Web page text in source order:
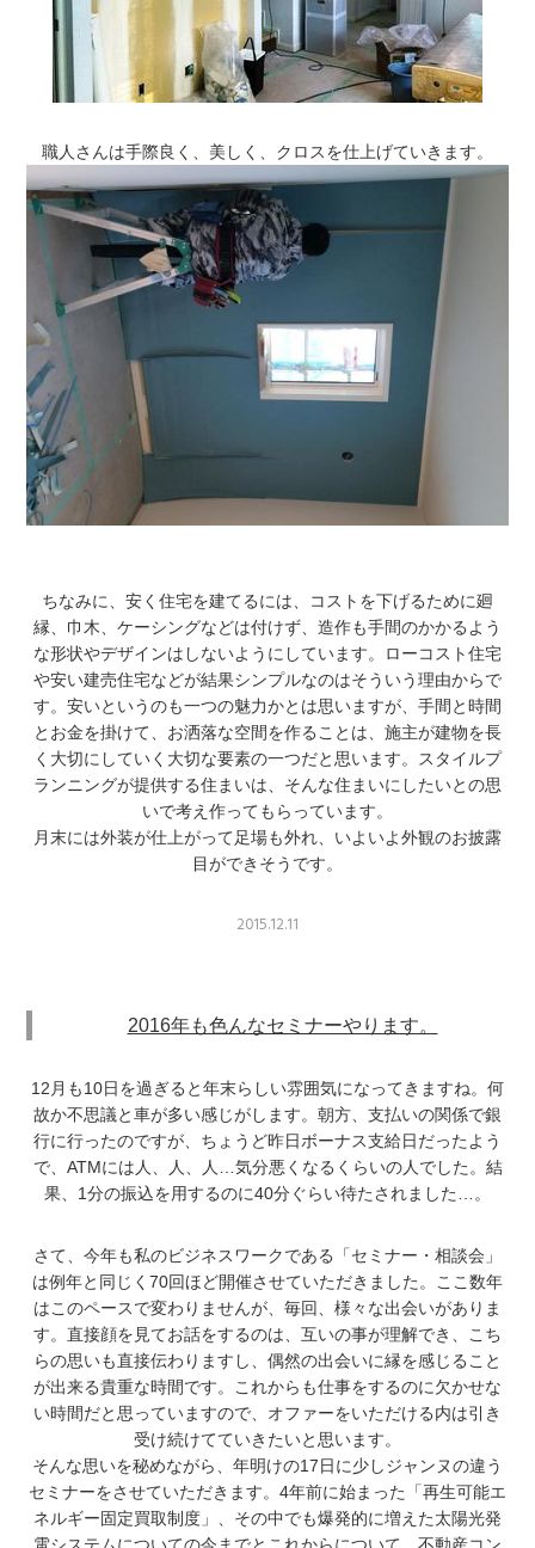
職人さんは手際良く、美しく、クロスを仕上げていきます。
ちなみに、安く住宅を建てるには、コストを下げるために廻
縁、巾木、ケーシングなどは付けず、造作も手間のかかるよう
な形状やデザインはしないようにしています。ローコスト住宅
や安い建売住宅などが結果シンプルなのはそういう理由からで
す。安いというのも一つの魅力かとは思いますが、手間と時間
とお金を掛けて、お洒落な空間を作ることは、施主が建物を長
く大切にしていく大切な要素の一つだと思います。スタイルプ
ランニングが提供する住まいは、そんな住まいにしたいとの思
いで考え作ってもらっています。
月末には外装が仕上がって足場も外れ、いよいよ外観のお披露
目ができそうです。
2015.12.11
2016年も色んなセミナーやります。
12月も10日を過ぎると年末らしい雰囲気になってきますね。何
故か不思議と車が多い感じがします。朝方、支払いの関係で銀
行に行ったのですが、ちょうど昨日ボーナス支給日だったよう
で、ATMには人、人、人…気分悪くなるくらいの人でした。結
果、1分の振込を用するのに40分ぐらい待たされました…。
さて、今年も私のビジネスワークである「セミナー・相談会」
は例年と同じく70回ほど開催させていただきました。ここ数年
はこのペースで変わりませんが、毎回、様々な出会いがありま
す。直接顔を見てお話をするのは、互いの事が理解でき、こち
らの思いも直接伝わりますし、偶然の出会いに縁を感じること
が出来る貴重な時間です。これからも仕事をするのに欠かせな
い時間だと思っていますので、オファーをいただける内は引き
受け続けてていきたいと思います。
そんな思いを秘めながら、年明けの17日に少しジャンヌの違う
セミナーをさせていただきます。4年前に始まった「再生可能エ
ネルギー固定買取制度」、その中でも爆発的に増えた太陽光発